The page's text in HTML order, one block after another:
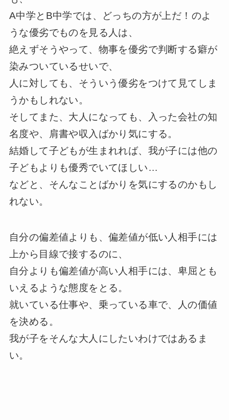
A中学とB中学では、どっちの方が上だ！のよ
うな優劣でものを見る人は、
絶えずそうやって、物事を優劣で判断する癖が
染みついているせいで、
人に対しても、そういう優劣をつけて見てしま
うかもしれない。
そしてまた、大人になっても、入った会社の知
名度や、肩書や収入ばかり気にする。
結婚して子どもが生まれれば、我が子には他の
子どもよりも優秀でいてほしい…
などと、そんなことばかりを気にするのかもし
れない。
自分の偏差値よりも、偏差値が低い人相手には
上から目線で接するのに、
自分よりも偏差値が高い人相手には、卑屈とも
いえるような態度をとる。
就いている仕事や、乗っている車で、人の価値
を決める。
我が子をそんな大人にしたいわけではあるま
い。